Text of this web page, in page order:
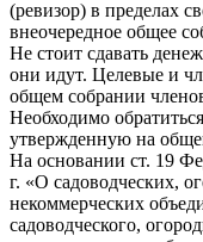
(ревизор) в пределах
внеочередное общее
Не стоит сдавать
они идут. Целевые и
общем собрании
Необходимо
утвержденную на
На основании ст. 19
г. «О садоводческих,
некоммерческих
садоводческого,